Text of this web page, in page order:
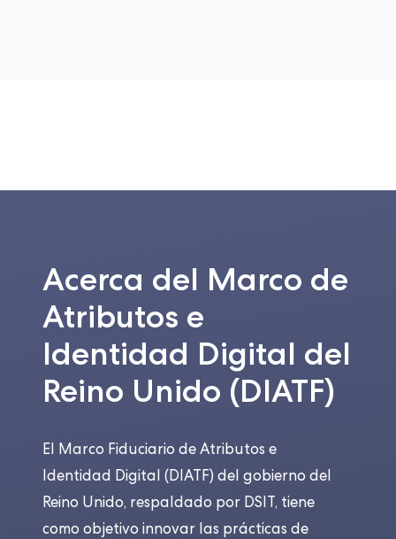
Acerca del Marco de
Atributos e
Identidad Digital del
Reino Unido (DIATF)
El Marco Fiduciario de Atributos e
Identidad Digital (DIATF) del gobierno del
Reino Unido, respaldado por DSIT, tiene
como objetivo innovar las prácticas de